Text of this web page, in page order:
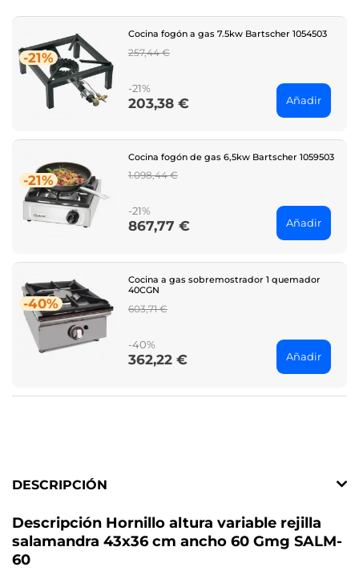
-21%
Cocina fogón a gas 7.5kw Bartscher 1054503
Regular
257,44 €
-21%
Price
203,38 € Añadir
-21%
Cocina fogón de gas 6,5kw Bartscher 1059503
Regular
1.098,44 €
-21%
Price
867,77 € Añadir
-40%
Cocina a gas sobremostrador 1 quemador
40CGN
Regular
603,71 €
-40%
Price
362,22 € Añadir
DESCRIPCIÓN
Descripción Hornillo altura variable rejilla
salamandra 43x36 cm ancho 60 Gmg SALM-
60